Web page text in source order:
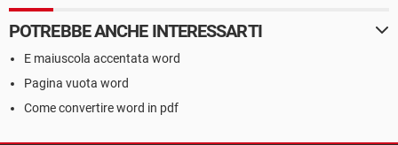
POTREBBE ANCHE INTERESSARTI
E maiuscola accentata word
Pagina vuota word
Come convertire word in pdf